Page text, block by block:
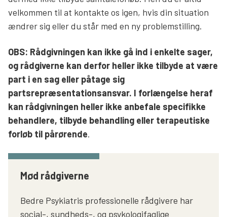
velkommen til at kontakte os igen, hvis din situation
ændrer sig eller du står med en ny problemstilling.
OBS: Rådgivningen kan ikke gå ind i enkelte sager,
og rådgiverne kan derfor heller ikke tilbyde at være
part i en sag eller påtage sig
partsrepræsentationsansvar. I forlængelse heraf
kan rådgivningen heller ikke anbefale specifikke
behandlere, tilbyde behandling eller terapeutiske
forløb til pårørende.
Mød rådgiverne
Bedre Psykiatris professionelle rådgivere har
social-, sundheds-, og psykologifaglige